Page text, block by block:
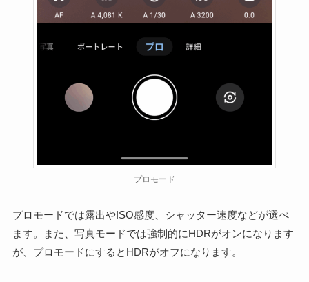
プロモード
プロモードでは露出やISO感度、シャッター速度などが選べ
ます。また、写真モードでは強制的にHDRがオンになります
が、プロモードにするとHDRがオフになります。